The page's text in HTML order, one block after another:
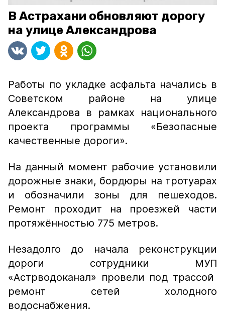
В Астрахани обновляют дорогу
на улице Александрова
Работы по укладке асфальта начались в
Советском районе на улице
Александрова в рамках национального
проекта программы «Безопасные
качественные дороги».
На данный момент рабочие установили
дорожные знаки, бордюры на тротуарах
и обозначили зоны для пешеходов.
Ремонт проходит на проезжей части
протяжённостью 775 метров.
Незадолго до начала реконструкции
дороги сотрудники МУП
«Астрводоканал» провели под трассой
ремонт сетей холодного
водоснабжения.